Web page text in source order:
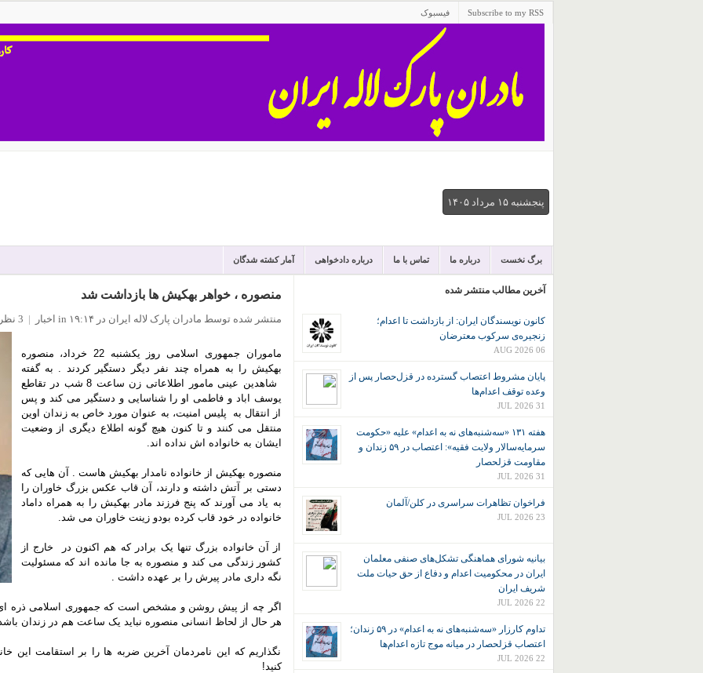
Subscribe to my RSS فیسبوک
پنجشنبه ۱۵ مرداد ۱۴۰۵
برگ نخست درباره ما تماس با ما درباره دادخواهی آمار کشته شدگان
منصوره ، خواهر بهکیش ها بازداشت شد
منتشر شده توسط مادران پارک لاله ایران در ۱۹:۱۴ in اخبار | 3 نظر
ماموران جمهوری اسلامی روز یکشنبه 22 خرداد، منصوره
بهکیش را به همراه چند نفر دیگر دستگیر کردند . به گفته
شاهدین عینی مامور اطلاعاتی زن ساعت 8 شب در تقاطع
یوسف اباد و فاطمی او را شناسایی و دستگیر می کند و پس
از انتقال به پلیس امنیت، به عنوان مورد خاص به زندان اوین
منتقل می کنند و تا کنون هیچ گونه اطلاع دیگری از وضعیت
ایشان به خانواده اش نداده اند.
منصوره بهکیش از خانواده نامدار بهکیش هاست . آن هایی که
دستی بر آتش داشته و دارند، آن قاب عکس بزرگ خاوران را
به یاد می آورند که پنج فرزند مادر بهکیش را به همراه داماد
خانواده در خود قاب کرده بودو زینت خاوران می شد.
از آن خانواده بزرگ تنها یک برادر که هم اکنون در خارج از
کشور زندگی می کند و منصوره به جا مانده اند که مسئولیت
نگه داری مادر پیرش را بر عهده داشت .
اگر چه از پیش روشن و مشخص است که جمهوری اسلامی ذره ای از
هر حال از لحاظ انسانی منصوره نباید یک ساعت هم در زندان
نگذاریم که این نامردمان آخرین ضربه ها را بر استقامت این
کنید!
آخرین مطالب منتشر شده
کانون نويسندگان ايران: از بازداشت تا اعدام؛
زنجیره‌ی سرکوب معترضان
06 AUG 2026
پایان مشروط اعتصاب گسترده در قزل‌حصار پس از
وعده توقف اعدام‌ها
31 JUL 2026
هفته ۱۳۱ «سه‌شنبه‌های نه به اعدام» علیه «حکومت
سرمایه‌سالار ولایت فقیه»: اعتصاب در ۵۹ زندان و
مقاومت قزلحصار
31 JUL 2026
فراخوان تظاهرات سراسری در کلن/آلمان
23 JUL 2026
بیانیه شورای هماهنگی تشکل‌های صنفی معلمان
ایران در محکومیت اعدام و دفاع از حق حیات ملت
شریف ایران
22 JUL 2026
تداوم کارزار «سه‌شنبه‌های نه به اعدام» در ۵۹ زندان؛
اعتصاب قزلحصار در میانه موج تازه اعدام‌ها
22 JUL 2026